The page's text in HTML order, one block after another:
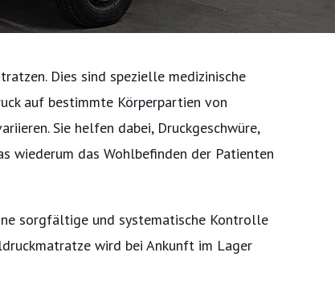
Dies sind spezielle medizinische
auf bestimmte Körperpartien von
Sie helfen dabei, Druckgeschwüre,
wiederum das Wohlbefinden der Patienten
sorgfältige und systematische Kontrolle
wird bei Ankunft im Lager